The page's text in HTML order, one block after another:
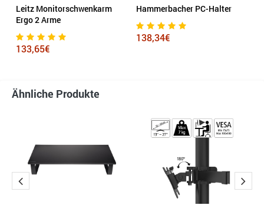
Leitz Monitorschwenkarm
Ergo 2 Arme
133,65€
Hammerbacher PC-Halter
138,34€
Ähnliche Produkte